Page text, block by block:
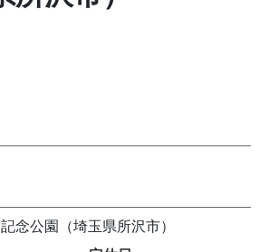
念公園（埼玉県所沢市）